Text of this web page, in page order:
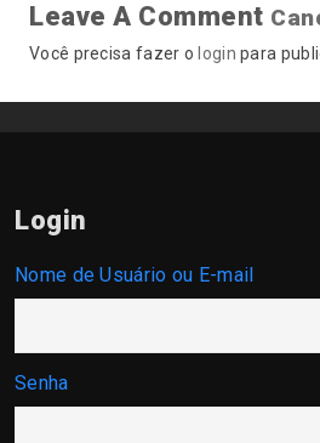
Leave A Comment
Você precisa fazer o login para
Login
Nome de Usuário ou E-mail
Senha